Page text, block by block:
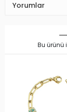
Yorumlar
Bu ürünü